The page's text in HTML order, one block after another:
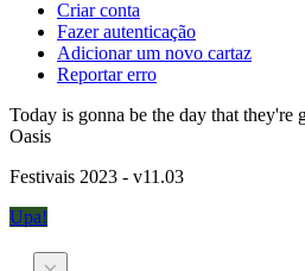
Criar conta
Fazer autenticação
Adicionar um novo cartaz
Reportar erro
Today is gonna be the day that
Oasis
Festivais 2023 - v11.03
Upa!